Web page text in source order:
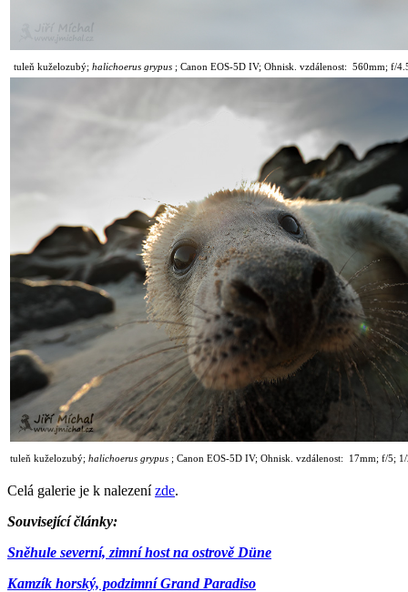
tuleň kuželozubý; halichoerus grypus ; Canon EOS-5D IV; Ohnisk. vzdálenost: 560mm; f/
tuleň kuželozubý; halichoerus grypus ; Canon EOS-5D IV; Ohnisk. vzdálenost: 17mm; f/5; 1 /
Celá galerie je k nalezenízde.
Související články:
Sněhule severní, zimní host na ostrově Düne
Kamzík horský, podzimní Grand Paradiso